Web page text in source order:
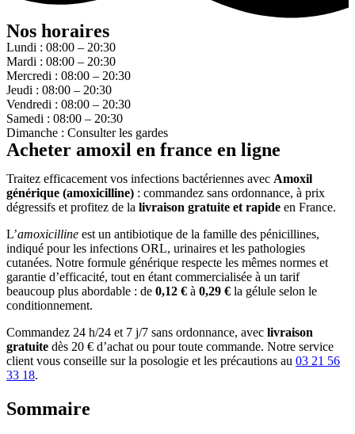
Nos horaires
Lundi : 08:00 – 20:30
Mardi : 08:00 – 20:30
Mercredi : 08:00 – 20:30
Jeudi : 08:00 – 20:30
Vendredi : 08:00 – 20:30
Samedi : 08:00 – 20:30
Dimanche : Consulter les gardes
Acheter amoxil en france en ligne
Traitez efficacement vos infections bactériennes avec Amoxil
générique (amoxicilline) : commandez sans ordonnance, à prix
dégressifs et profitez de la livraison gratuite et rapide en France.
L’amoxicilline est un antibiotique de la famille des pénicillines,
indiqué pour les infections ORL, urinaires et les pathologies
cutanées. Notre formule générique respecte les mêmes normes et
garantie d’efficacité, tout en étant commercialisée à un tarif
beaucoup plus abordable : de 0,12 € à 0,29 € la gélule selon le
conditionnement.
Commandez 24 h/24 et 7 j/7 sans ordonnance, avec livraison
gratuite dès 20 € d’achat ou pour toute commande. Notre service
client vous conseille sur la posologie et les précautions au 03 21 56
33 18.
Sommaire